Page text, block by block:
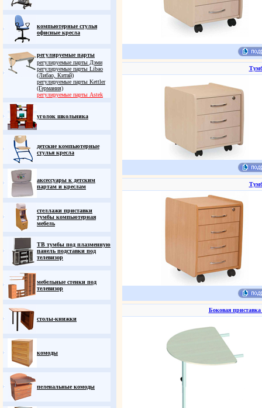
компьютерные стулья
офисные кресла
регулируемые парты
регулируемые парты Дэми
регулируемые парты Libao
(Либао, Китай)
регулируемые парты Kettler
(Германия)
регулируемые парты Astek
уголок школьника
детские компьютерные
стулья кресла
аксессуары к детским
партам и креслам
стеллажи приставки
тумбы компьютерная
мебель
ТВ тумбы под плазменную
панель подставки под
телевизор
мебельные стенки под
телевизор
столы-книжки
комоды
пеленальные комоды
Боковая приставка